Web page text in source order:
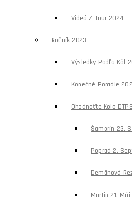
Videá Z Tour 2024
Ročník 2023
Výsledky Podľa Kôl
Konečné Poradie
Ohodnoťte Kolo
Šamorín 23.
Poprad 2.
Demänová
Martin 21.